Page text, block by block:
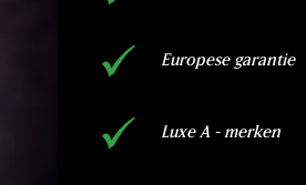
Europese garantie
Luxe A - merken